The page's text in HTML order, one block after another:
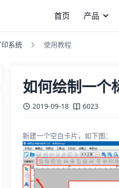
首页 产品
系统 使用教程
如何绘制一个
2019-09-18 6023
新建一个空白卡片，如下图：